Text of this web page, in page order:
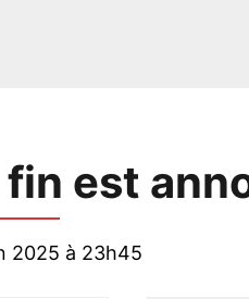
fin est
2025 à 23h45